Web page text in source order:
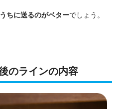
ちに送るのがベターでしょう。
のラインの内容